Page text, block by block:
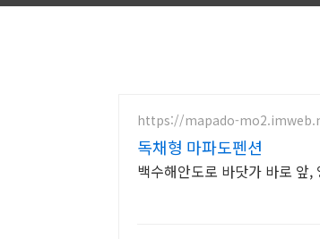
https://mapado-
독채형 마파도펜션
백수해안도로 바닷가 바로 앞